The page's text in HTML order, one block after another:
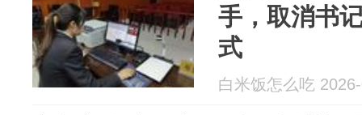
手，取消书
式
白米饭怎么吃